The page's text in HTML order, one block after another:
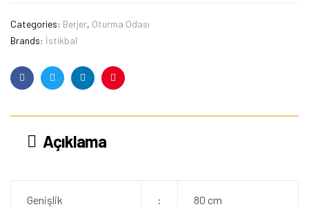
Categories: Berjer, Oturma Odası
Brands: İstikbal
FacebookTwitterLinkedinPinterest
Açıklama
Genişlik : 80 cm